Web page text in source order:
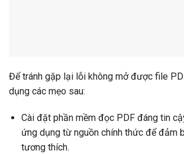
Để tránh gặp lại lỗi không mở được file
dụng các mẹo sau:
Cài đặt phần mềm đọc PDF đáng tin
ứng dụng từ nguồn chính thức để đảm
tương thích.